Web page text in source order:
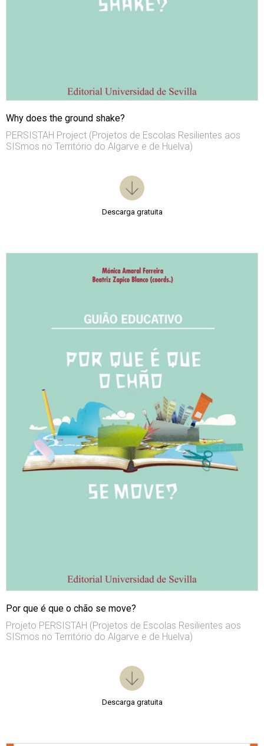
Why does the ground shake?
PERSISTAH Project (Projetos de Escolas Resilientes aos
SISmos no Território do Algarve e de Huelva)
Descarga gratuita
Por que é que o chão se move?
Projeto PERSISTAH (Projetos de Escolas Resilientes aos
SISmos no Território do Algarve e de Huelva)
Descarga gratuita